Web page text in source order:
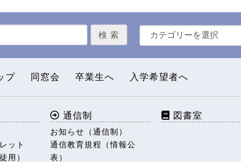
プ 同窓会 卒業生へ 入学希望者へ
ット
用）
通信制
お知らせ（通信制）
通信教育規程（情報公
表）
図書室